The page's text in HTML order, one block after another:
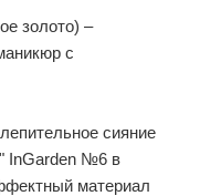
золото) –
с
сияние
InGarden №6 в
материал